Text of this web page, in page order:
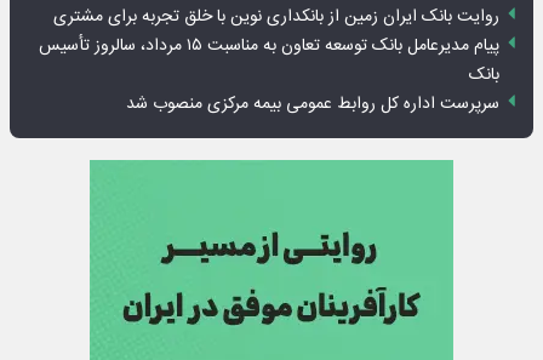
روایت بانک ایران زمین از بانکداری نوین با خلق تجربه برای مشتری
پیام مدیرعامل بانک توسعه تعاون به مناسبت ۱۵ مرداد، سالروز تأسیس
بانک
سرپرست اداره کل روابط عمومی بیمه مرکزی منصوب شد